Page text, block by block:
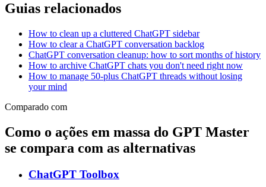
Guias relacionados
How to clean up a cluttered ChatGPT sidebar
How to clear a ChatGPT conversation backlog
ChatGPT conversation cleanup: how to sort months of history
How to archive ChatGPT chats you don't need right now
How to manage 50-plus ChatGPT threads without losing
your mind
Comparado com
Como o ações em massa do GPT Master
se compara com as alternativas
ChatGPT Toolbox